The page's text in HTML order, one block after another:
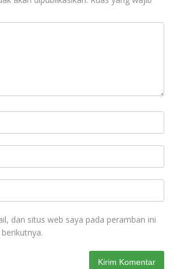
dan situs web saya pada peramban ini